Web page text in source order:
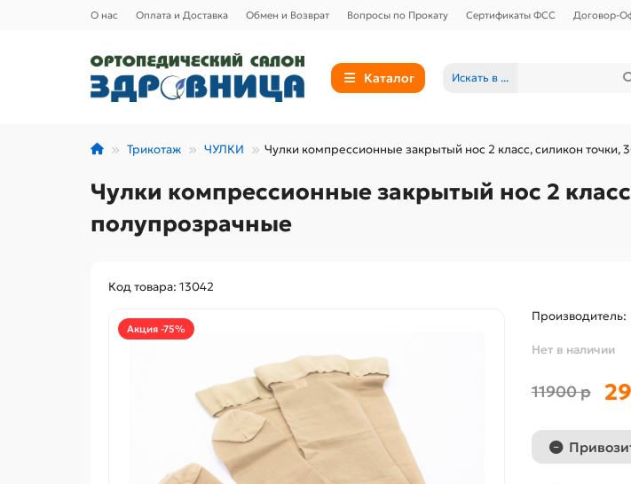
О нас Оплата и Доставка Обмен и Возврат Вопросы по Прокату Сертификаты ФСС Договор-
Каталог Искать в ...
Трикотаж ЧУЛКИ Чулки компрессионные закрытый нос 2 класс, силикон
Чулки компрессионные закрытый нос 2
полупрозрачные
Код товара: 13042
Акция -75%
Производитель:
Нет в наличии
11900 р